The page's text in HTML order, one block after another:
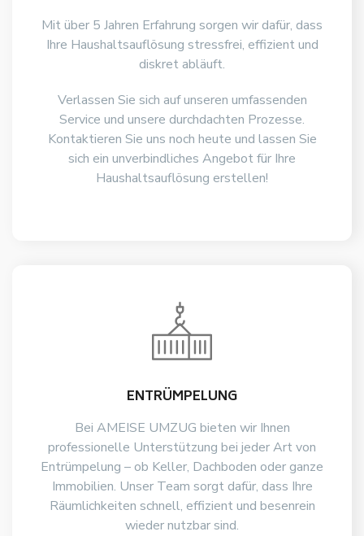
Mit über 5 Jahren Erfahrung sorgen wir dafür, dass
Ihre Haushaltsauflösung stressfrei, effizient und
diskret abläuft.
Verlassen Sie sich auf unseren umfassenden
Service und unsere durchdachten Prozesse.
Kontaktieren Sie uns noch heute und lassen Sie
sich ein unverbindliches Angebot für Ihre
Haushaltsauflösung erstellen!
ENTRÜMPELUNG
Bei AMEISE UMZUG bieten wir Ihnen
professionelle Unterstützung bei jeder Art von
Entrümpelung – ob Keller, Dachboden oder ganze
Immobilien. Unser Team sorgt dafür, dass Ihre
Räumlichkeiten schnell, effizient und besenrein
wieder nutzbar sind.